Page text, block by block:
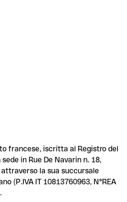
francese, iscritta al Registro del
in Rue De Navarin n. 18,
la sua succursale
(P.IVA IT 10813760963, N°REA